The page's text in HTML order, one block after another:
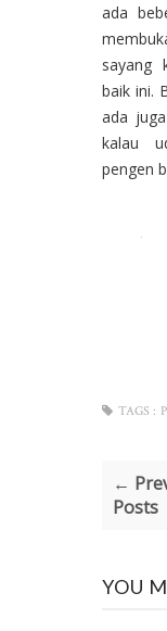
ada
sayang
baik ini.
ada
kalau
pengen
TAGS :
←
Posts
YOU